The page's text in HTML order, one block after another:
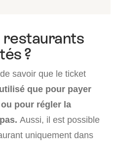
?
savoir que le ticket
que pour payer
pour régler la
Aussi, il est possible
uniquement dans